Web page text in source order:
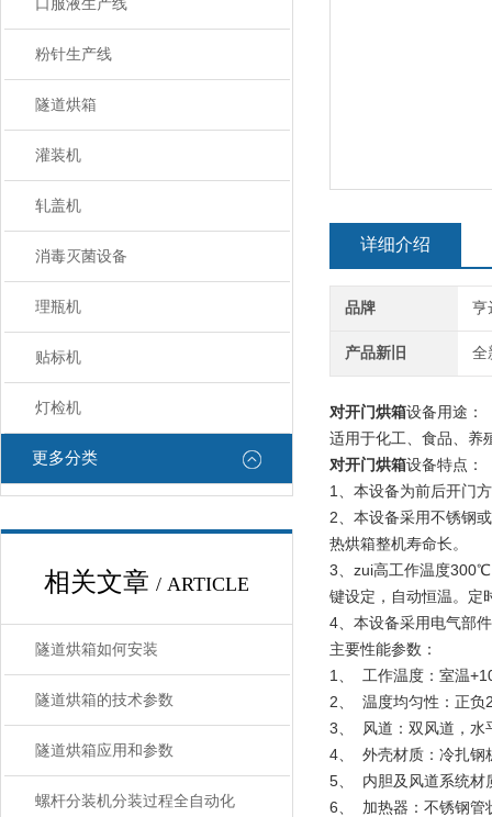
口服液生产线
粉针生产线
隧道烘箱
灌装机
轧盖机
消毒灭菌设备
理瓶机
贴标机
灯检机
更多分类
相关文章 / ARTICLE
隧道烘箱如何安装
隧道烘箱的技术参数
隧道烘箱应用和参数
螺杆分装机分装过程全自动化
详细介绍
品牌 亨
产品新旧 全
对开门烘箱设备用途：
适用于化工、食品、养
对开门烘箱设备特点：
1、本设备为前后开门
2、本设备采用不锈钢
热烘箱整机寿命长。
3、zui高工作温度300℃
键设定，自动恒温。定
4、本设备采用电气部
主要性能参数：
1、 工作温度：室温
2、 温度均匀性：正负
3、 风道：双风道，水
4、 外壳材质：冷扎钢
5、 内胆及风道系统材
6、 加热器：不锈钢管